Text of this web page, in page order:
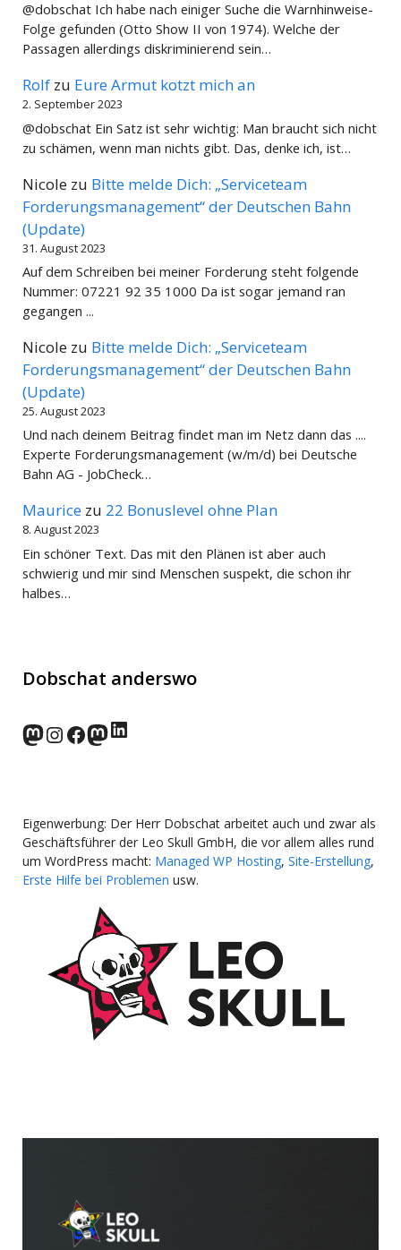
@dobschat Ich habe nach einiger Suche die Warnhinweise-
Folge gefunden (Otto Show II von 1974). Welche der
Passagen allerdings diskriminierend sein…
Rolf zu Eure Armut kotzt mich an
2. September 2023
@dobschat Ein Satz ist sehr wichtig: Man braucht sich nicht
zu schämen, wenn man nichts gibt. Das, denke ich, ist…
Nicole zu Bitte melde Dich: „Serviceteam
Forderungsmanagement“ der Deutschen Bahn
(Update)
31. August 2023
Auf dem Schreiben bei meiner Forderung steht folgende
Nummer: 07221 92 35 1000 Da ist sogar jemand ran
gegangen ...
Nicole zu Bitte melde Dich: „Serviceteam
Forderungsmanagement“ der Deutschen Bahn
(Update)
25. August 2023
Und nach deinem Beitrag findet man im Netz dann das ....
Experte Forderungsmanagement (w/m/d) bei Deutsche
Bahn AG - JobCheck…
Maurice zu 22 Bonuslevel ohne Plan
8. August 2023
Ein schöner Text. Das mit den Plänen ist aber auch
schwierig und mir sind Menschen suspekt, die schon ihr
halbes…
Dobschat anderswo
norden.social
Instagram
Facebook
wp-punks.social
LinkedIn
Eigenwerbung: Der Herr Dobschat arbeitet auch und zwar als
Geschäftsführer der Leo Skull GmbH, die vor allem alles rund
um WordPress macht: Managed WP Hosting, Site-Erstellung,
Erste Hilfe bei Problemen usw.